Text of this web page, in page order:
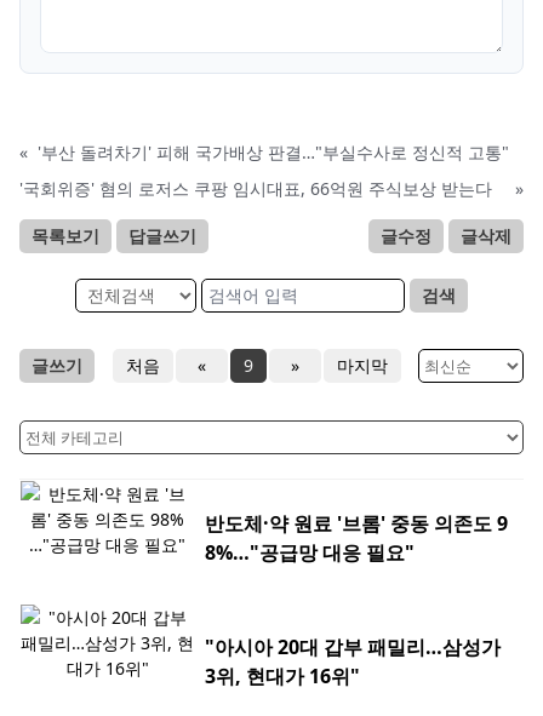
« '부산 돌려차기' 피해 국가배상 판결…"부실수사로 정신적 고통"
'국회위증' 혐의 로저스 쿠팡 임시대표, 66억원 주식보상 받는다
»
목록보기 답글쓰기 글수정 글삭제
검색
글쓰기 처음 « 9 » 마지막
반도체·약 원료 '브롬' 중동 의존도 9
8%…"공급망 대응 필요"
"아시아 20대 갑부 패밀리…삼성가
3위, 현대가 16위"